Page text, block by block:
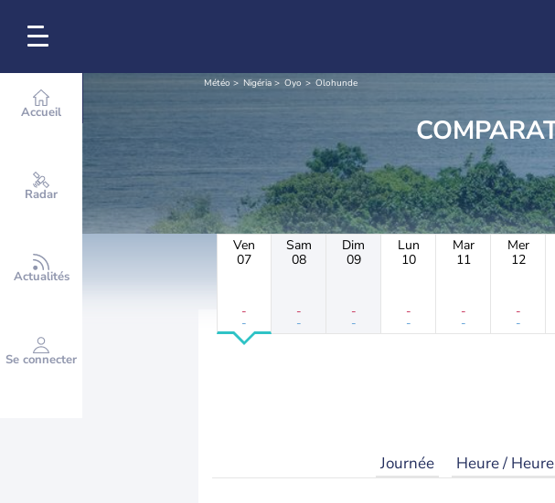
Accueil
Radar
Actualités
Se connecter
Météo Nigéria Oyo Olohunde
Ven
07
-
-
Sam
08
-
-
Dim
09
-
-
Lun
10
-
-
Mar
11
-
-
Mer
12
-
-
Journée Heure / Heure